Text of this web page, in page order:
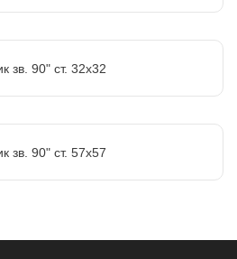
зв. 90" ст. 32х32
зв. 90" ст. 57х57